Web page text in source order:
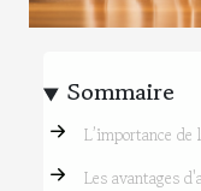
Sommaire
L’importance
Les avantages